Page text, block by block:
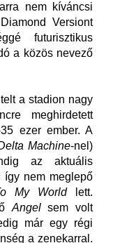
nem kíváncsi
Versiont
futurisztikus
a közös nevező
a stadion nagy
meghirdetett
ezer ember. A
Machine-nel)
az aktuális
így nem meglepő
My Worldlett.
Angelsem volt
már egy régi
a zenekarral.